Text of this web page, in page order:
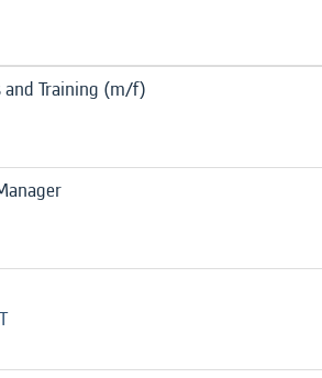
and Training (m/f)